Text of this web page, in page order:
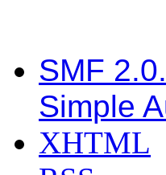
SMF
Simple
XHTML